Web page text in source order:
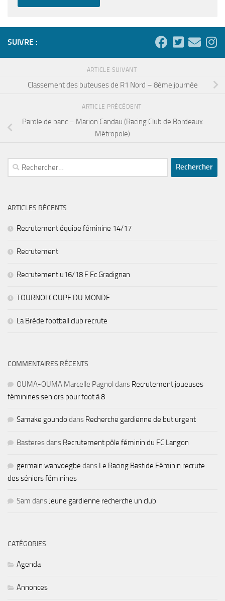
SUIVRE :
ARTICLE SUIVANT
Classement des buteuses de R1 Nord – 8ème journée
ARTICLE PRÉCÉDENT
Parole de banc – Marion Candau (Racing Club de Bordeaux
Métropole)
Rechercher :
ARTICLES RÉCENTS
Recrutement équipe féminine 14/17
Recrutement
Recrutement u16/18 F Fc Gradignan
TOURNOI COUPE DU MONDE
La Brède football club recrute
COMMENTAIRES RÉCENTS
OUMA-OUMA Marcelle Pagnol dans Recrutement joueuses
féminines seniors pour foot à 8
Samake goundo dans Recherche gardienne de but urgent
Basteresdans Recrutement pôle féminin du FC Langon
germain wanvoegbe dans Le Racing Bastide Féminin recrute
des séniors féminines
Sam dans Jeune gardienne recherche un club
CATÉGORIES
Agenda
Annonces